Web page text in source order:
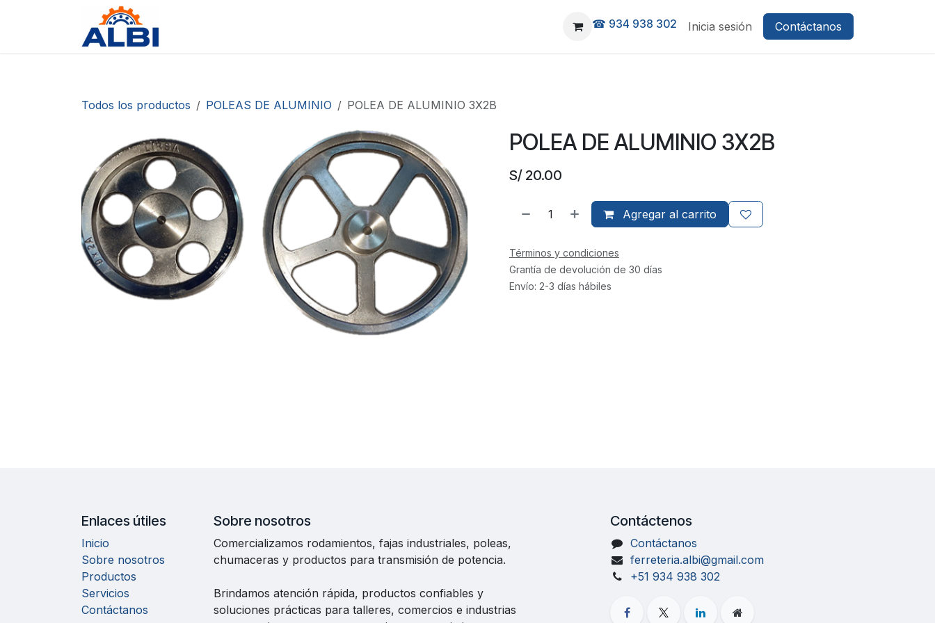
☎ 934 938 302 Inicia sesión Contáctanos
Todos los productos POLEAS DE ALUMINIO POLEA DE ALUMINIO 3X2B
POLEA DE ALUMINIO 3X2B
S/ 20.00
Agregar al carrito
Términos y condiciones
Grantía de devolución de 30 días
Envío: 2-3 días hábiles
Enlaces útiles
Inicio
Sobre nosotros
Productos
Servicios
Contáctanos
Sobre nosotros
Comercializamos rodamientos, fajas industriales, poleas,
chumaceras y productos para transmisión de potencia.
Brindamos atención rápida, productos confiables y
soluciones prácticas para talleres, comercios e industrias
Contáctenos
Contáctanos
ferreteria.albi@gmail.com
+51 934 938 302